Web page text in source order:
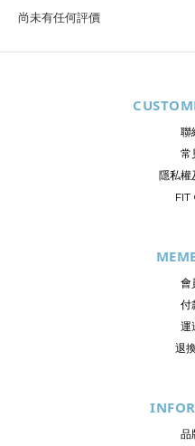
尚未有任何評價
聯
常
隱私權
FIT
會
付
運
退
品